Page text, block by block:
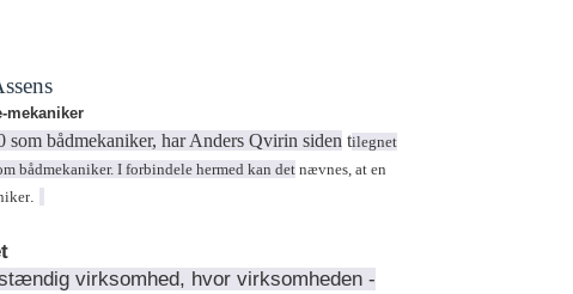
mekaniker
som bådmekaniker, har Anders Qvirin siden tilegnet
bådmekaniker. I forbindele hermed kan det nævnes, at en
.
virksomhed, hvor virksomheden -